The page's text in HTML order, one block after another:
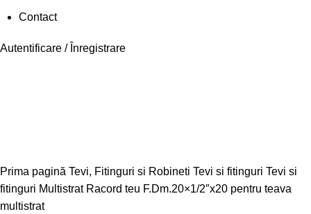
Contact
Autentificare / Înregistrare
Prima pagină Tevi, Fitinguri si Robineti Tevi si fitinguri Tevi si
fitinguri Multistrat Racord teu F.Dm.20×1/2″x20 pentru teava
multistrat